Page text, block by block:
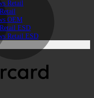
Retail
OEM
ESD
Retail ESD